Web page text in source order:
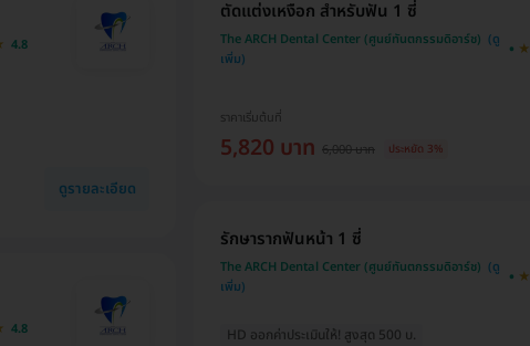
4.8
ดูรายละเอียด
4.8
ตัดแต่งเหงือก สำหรับฟัน 1 ซี่
The ARCH Dental Center (ศูนย์ทันตกรรมดิอาร์ช)
ราคาเริ่มต้นที่
5,820 บาท 6,000 บาท ประหยัด 3%
HD ออกค่าประเมินให้! สูงสุด 500 บ.
รักษารากฟันหน้า 1 ซี่
The ARCH Dental Center (ศูนย์ทันตกรรมดิอาร์ช)